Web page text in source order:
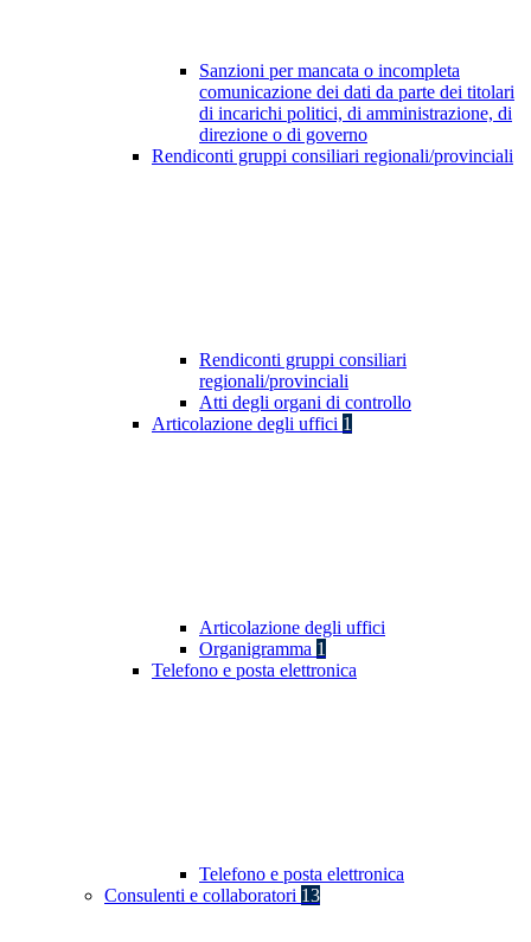
Sanzioni per mancata o incompleta
comunicazione dei dati da parte dei titolari
di incarichi politici, di amministrazione, di
direzione o di governo
Rendiconti gruppi consiliari regionali/provinciali
Rendiconti gruppi consiliari
regionali/provinciali
Atti degli organi di controllo
Articolazione degli uffici 1
Articolazione degli uffici
Organigramma 1
Telefono e posta elettronica
Telefono e posta elettronica
Consulenti e collaboratori 13